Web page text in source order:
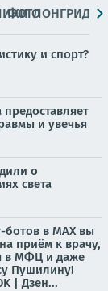
ФОТОЛОНГРИДЫ
и спорт?
и увечья
о
света
ботов в МАХ вы
приём к врачу,
в МФЦ и даже
Пушилину!
| Дзен...